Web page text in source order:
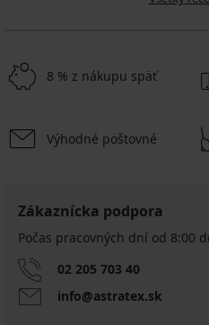
8 % z nákupu späť
Výhodné poštovné
Zákaznícka podpora
Počas pracovných dní od 8:00
02 205 703 40
info@astratex.sk